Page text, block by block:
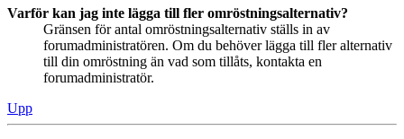
Varför kan jag inte lägga till fler omröstningsalternativ?
Gränsen för antal omröstningsalternativ ställs in av
forumadministratören. Om du behöver lägga till fler alternativ
till din omröstning än vad som tillåts, kontakta en
forumadministratör.
Upp